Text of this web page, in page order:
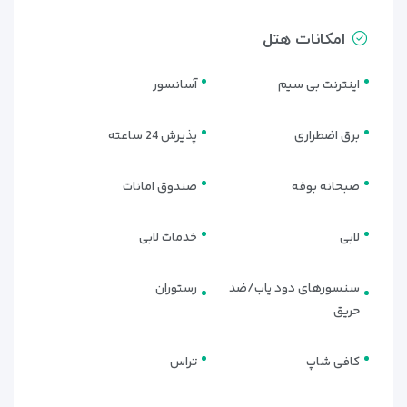
• کلوب کودکبا محیط امن و بازی‌های سرگرم‌کننده ویژه کودکان
روباز
فضای آزاد
روغن‌های معطر
امکانات هتل
اینترنت بی سیم آسانسور
برق اضطراری پذیرش 24 ساعته
صبحانه بوفه صندوق امانات
لابی خدمات لابی
سنسورهای دود یاب/ضد
حریق
رستوران
کافی شاپ تراس